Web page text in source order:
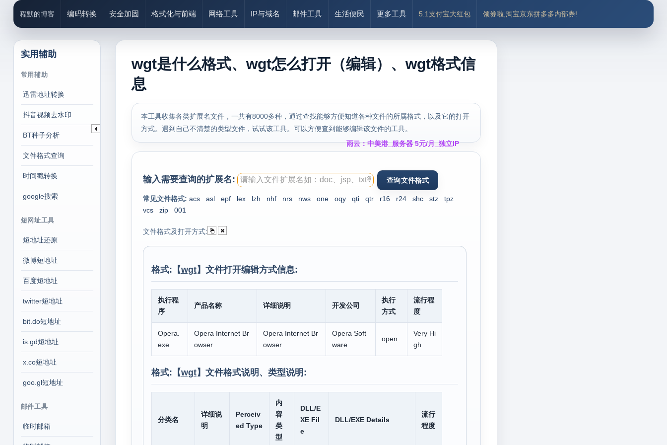
程默的博客 编码转换 安全加固 格式化与前端 网络工具 IP与域名 邮件工具 生活便民 更多工具 5.1支付宝大红包 领券啦,淘宝京东拼多多内部券!
实用辅助
常用辅助
迅雷地址转换
抖音视频去水印
BT种子分析
文件格式查询
时间戳转换
google搜索
短网址工具
短地址还原
微博短地址
百度短地址
twitter短地址
bit.do短地址
is.gd短地址
x.co短地址
goo.gl短地址
邮件工具
临时邮箱
wgt是什么格式、wgt怎么打开（编辑）、wgt格式信
息
本工具收集各类扩展名文件，一共有8000多种，通过查找能够方便知道各种文件的所属格式，以及它的打开
方式。遇到自己不清楚的类型文件，试试该工具。可以方便查到能够编辑该文件的工具。
雨云：中美港_服务器 5元/月_独立IP
输入需要查询的扩展名:
常见文件格式: acs asl epf lex lzh nhf nrs nws one oqy qti qtr r16 r24 shc stz
tpz
vcs
zip 001
文件格式及打开方式:
格式:【wgt】文件打开编辑方式信息:
执行程
序
产品名称 详细说明 开发公司
执行
方式
流行程
度
Opera.
exe
Opera Internet Br
owser
Opera Internet Br
owser
Opera Soft
ware
open
Very Hi
gh
格式:【wgt】文件格式说明、类型说明:
分类名
详细说
明
Perceiv
ed Type
内
容
类
型
DLL/E
XE Fil
e
DLL/EXE Details
流行
程度